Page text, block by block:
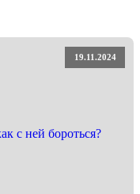
19.11.2024